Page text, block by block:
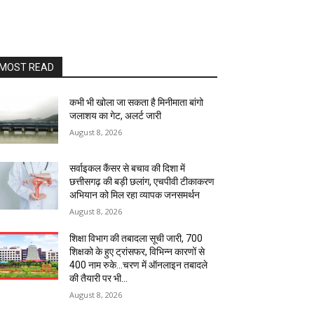
READ
कभी भी खोला जा सकता है मिनीमाता बांगो
जलाशय का गेट, अलर्ट जारी
August 8, 2026
सर्वाइकल कैंसर से बचाव की दिशा में
छत्तीसगढ़ की बड़ी छलांग, एचपीवी टीकाकरण
अभियान को मिल रहा व्यापक जनसमर्थन
August 8, 2026
शिक्षा विभाग की तबादला सूची जारी, 700
शिक्षको के हुए ट्रांसफर, विभिन्न कारणों से
400 नाम रुके…चरण में ऑनलाइन तबादले
की तैयारी पर भी...
August 8, 2026